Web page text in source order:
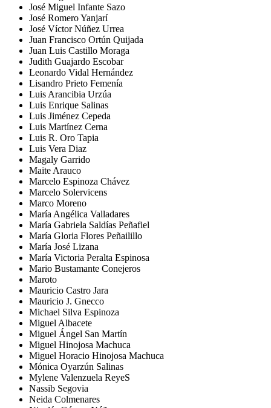
José Miguel Infante Sazo
José Romero Yanjarí
José Víctor Núñez Urrea
Juan Francisco Ortún Quijada
Juan Luis Castillo Moraga
Judith Guajardo Escobar
Leonardo Vidal Hernández
Lisandro Prieto Femenía
Luis Arancibia Urzúa
Luis Enrique Salinas
Luis Jiménez Cepeda
Luis Martínez Cerna
Luis R. Oro Tapia
Luis Vera Diaz
Magaly Garrido
Maite Arauco
Marcelo Espinoza Chávez
Marcelo Solervicens
Marco Moreno
María Angélica Valladares
María Gabriela Saldías Peñafiel
María Gloria Flores Peñailillo
María José Lizana
María Victoria Peralta Espinosa
Mario Bustamante Conejeros
Maroto
Mauricio Castro Jara
Mauricio J. Gnecco
Michael Silva Espinoza
Miguel Albacete
Miguel Ángel San Martín
Miguel Hinojosa Machuca
Miguel Horacio Hinojosa Machuca
Mónica Oyarzún Salinas
Mylene Valenzuela ReyeS
Nassib Segovia
Neida Colmenares